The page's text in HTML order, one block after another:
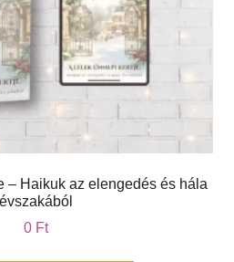
– Haikuk az elengedés és hála
évszakából
0 Ft